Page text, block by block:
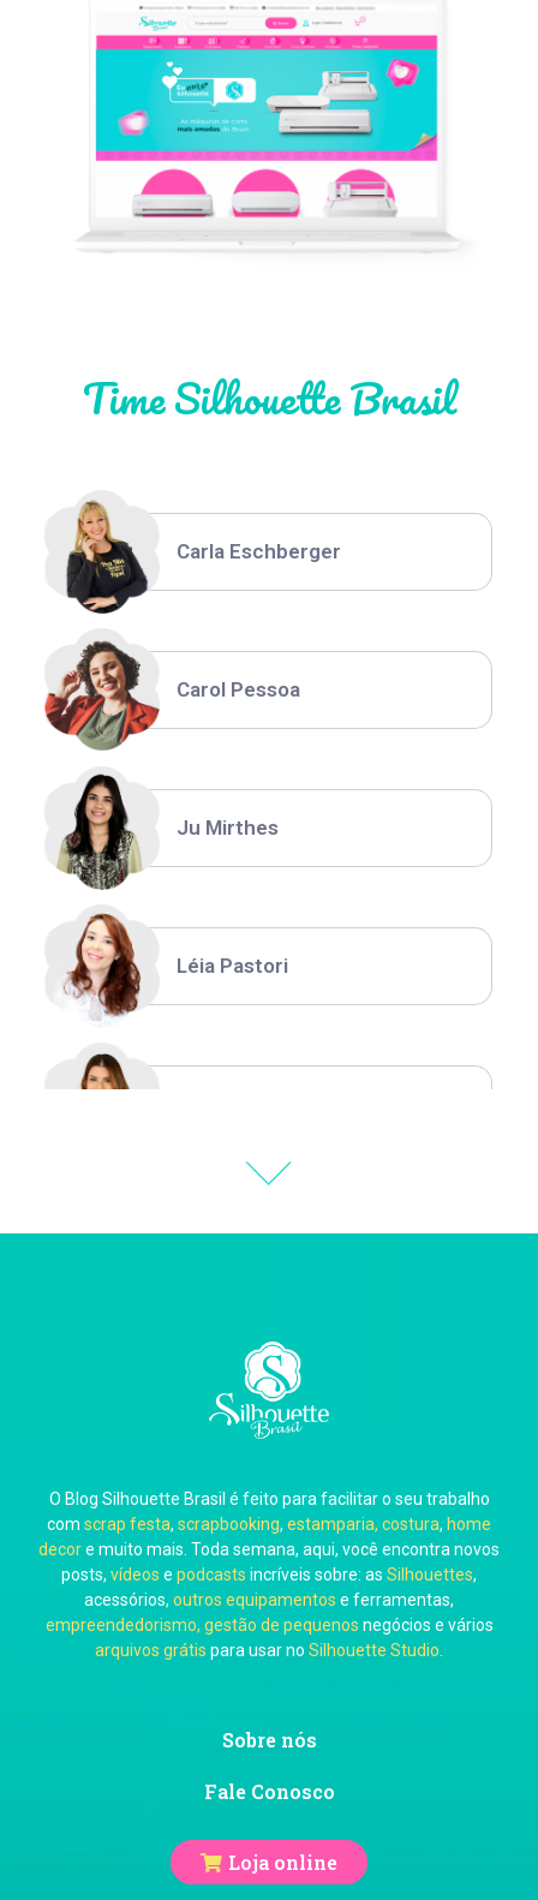
Time Silhouette Brasil
Léia Pastori
Thiara Ney
Carla Eschberger
Carol Pessoa
Ju Mirthes
Léia Pastori
Thiara Ney
Carla Eschberger
Carol Pessoa
Ju Mirthes
O Blog Silhouette Brasil é feito para facilitar o seu trabalho
com scrap festa, scrapbooking, estamparia, costura, home
decore muito mais. Toda semana, aqui, você encontra novos
posts, vídeos e podcasts incríveis sobre: as Silhouettes,
acessórios, outros equipamentos e ferramentas,
empreendedorismo, gestão de pequenos negócios e vários
arquivos grátis para usar no Silhouette Studio.
Sobre nós
Fale Conosco
Loja online